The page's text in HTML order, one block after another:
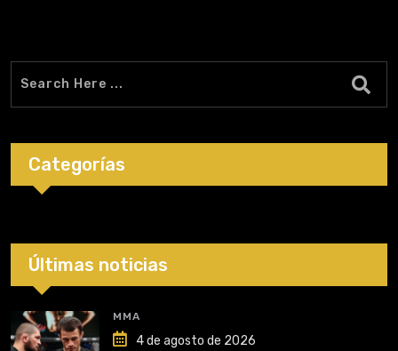
Categorías
Últimas noticias
MMA
4 de agosto de 2026